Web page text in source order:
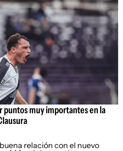
puntos muy importantes en la